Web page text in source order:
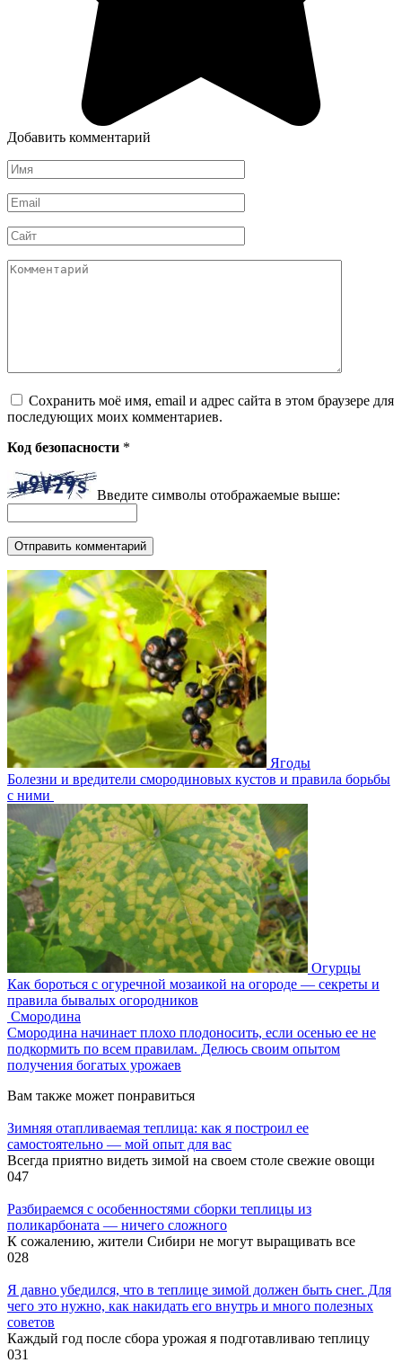
Добавить комментарий
Имя
*
Email
*
Сайт
Комментарий
Сохранить моё имя, email и адрес сайта в этом браузере для
последующих моих комментариев.
Код безопасности *
Введите символы отображаемые выше:
Ягоды
Болезни и вредители смородиновых кустов и правила борьбы
с ними
Огурцы
Как бороться с огуречной мозаикой на огороде — секреты и
правила бывалых огородников
Смородина
Смородина начинает плохо плодоносить, если осенью ее не
подкормить по всем правилам. Делюсь своим опытом
получения богатых урожаев
Вам также может понравиться
Зимняя отапливаемая теплица: как я построил ее
самостоятельно — мой опыт для вас
Всегда приятно видеть зимой на своем столе свежие овощи
047
Разбираемся с особенностями сборки теплицы из
поликарбоната — ничего сложного
К сожалению, жители Сибири не могут выращивать все
028
Я давно убедился, что в теплице зимой должен быть снег. Для
чего это нужно, как накидать его внутрь и много полезных
советов
Каждый год после сбора урожая я подготавливаю теплицу
031